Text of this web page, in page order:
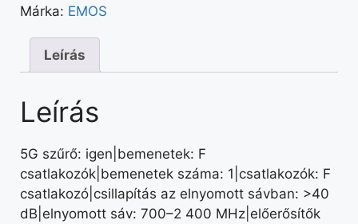
Márka: EMOS
Leírás
Leírás
5G szűrő: igen|bemenetek: F
csatlakozók|bemenetek száma: 1|csatlakozók: F
csatlakozó|csillapítás az elnyomott sávban: >40
dB|elnyomott sáv: 700–2 400 MHz|előerősítők